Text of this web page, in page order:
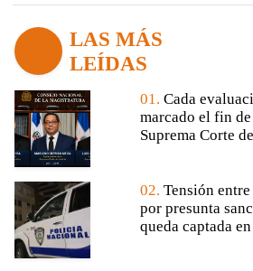
LAS MÁS
LEÍDAS
01. Cada
marcado el fin
Suprema Corte
02. Tensión
por presunta
queda captada